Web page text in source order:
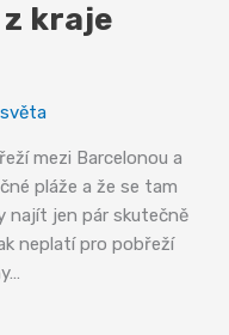
kraje
mezi Barcelonou a
pláže a že se tam
najít jen pár skutečně
neplatí pro pobřeží